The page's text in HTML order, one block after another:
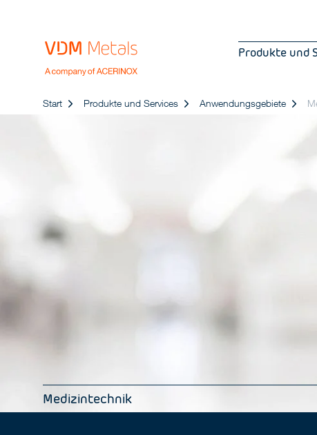
Produkte und
Start Produkte und Services Anwendungsgebiete
Medizintechnik